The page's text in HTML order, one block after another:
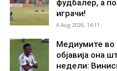
фудбалер, а
играчи!
6 Aug 2026. 14:11
Медиумите во
објавија она
недели: